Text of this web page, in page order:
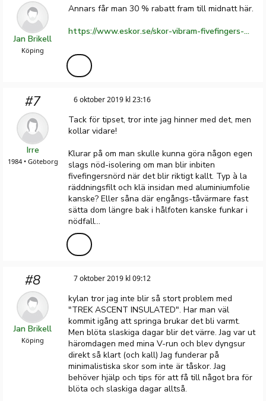
Jan Brikell
Köping
Annars får man 30 % rabatt fram till midnatt här.
https://www.eskor.se/skor-vibram-fivefingers-v-trek-18m74030-khaki-black.html?snrai_campaign=W0YsWhe8fDI9&snrai_source=&snrai_content=&snrai_id=156941b1eaf2f5f1301b21c4be094d1b
#7
Irre
1984 • Göteborg
6 oktober 2019 kl 23:16
Tack för tipset, tror inte jag hinner med det, men
kollar vidare!
Klurar på om man skulle kunna göra någon egen
slags nöd-isolering om man blir inbiten
fivefingersnörd när det blir riktigt kallt. Typ à la
räddningsfilt och klä insidan med aluminiumfolie
kanske? Eller såna där engångs-tåvärmare fast
sätta dom längre bak i hålfoten kanske funkar i
nödfall...
#8
Jan Brikell
Köping
7 oktober 2019 kl 09:12
kylan tror jag inte blir så stort problem med
"TREK ASCENT INSULATED". Har man väl
kommit igång att springa brukar det bli varmt.
Men blöta slaskiga dagar blir det värre. Jag var ut
häromdagen med mina V-run och blev dyngsur
direkt så klart (och kall) Jag funderar på
minimalistiska skor som inte är tåskor. Jag
behöver hjälp och tips för att få till något bra för
blöta och slaskiga dagar alltså.